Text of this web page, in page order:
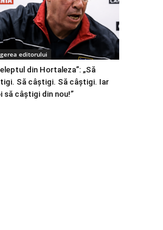
editorului
din Hortaleza”: „Să
Să câștigi. Să câștigi. Iar
să câștigi din nou!”